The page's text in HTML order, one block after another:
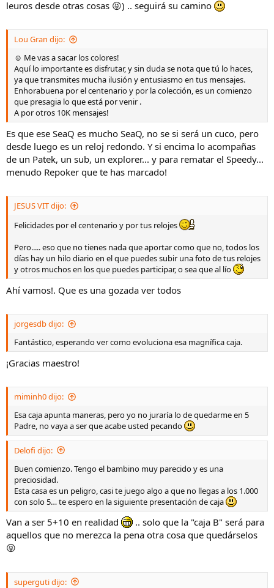
leuros desde otras cosas 😝) .. seguirá su camino
Lou Gran dijo:
☺️ Me vas a sacar los colores!
Aquí lo importante es disfrutar, y sin duda se nota que tú lo haces,
ya que transmites mucha ilusión y entusiasmo en tus mensajes.
Enhorabuena por el centenario y por la colección, es un comienzo
que presagia lo que está por venir .
A por otros 10K mensajes!
Es que ese SeaQ es mucho SeaQ, no se si será un cuco, pero
desde luego es un reloj redondo. Y si encima lo acompañas
de un Patek, un sub, un explorer... y para rematar el Speedy...
menudo Repoker que te has marcado!
JESUS VIT dijo:
Felicidades por el centenario y por tus relojes
Pero..... eso que no tienes nada que aportar como que no, todos los
días hay un hilo diario en el que puedes subir una foto de tus relojes
y otros muchos en los que puedes participar, o sea que al lío
Ahí vamos!. Que es una gozada ver todos
jorgesdb dijo:
Fantástico, esperando ver como evoluciona esa magnífica caja.
¡Gracias maestro!
miminh0 dijo:
Esa caja apunta maneras, pero yo no juraría lo de quedarme en 5
Padre, no vaya a ser que acabe usted pecando
Delofi dijo:
Buen comienzo. Tengo el bambino muy parecido y es una
preciosidad.
Esta casa es un peligro, casi te juego algo a que no llegas a los 1.000
con solo 5… te espero en la siguiente presentación de caja
Van a ser 5+10 en realidad
.. solo que la "caja B" será para
aquellos que no merezca la pena otra cosa que quedárselos
😝
superguti dijo: